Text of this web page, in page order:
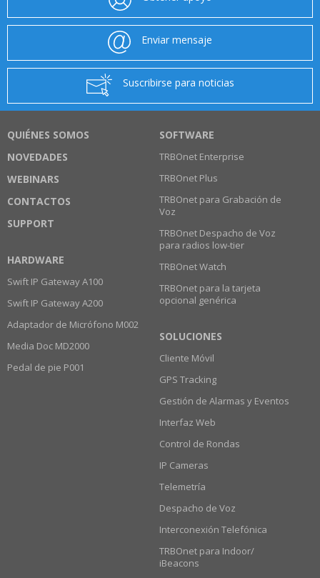
Enviar mensaje
Suscribirse para noticias
QUIÉNES SOMOS
NOVEDADES
WEBINARS
CONTACTOS
SUPPORT
SOFTWARE
TRBOnet Enterprise
TRBOnet Plus
TRBOnet para Grabación de
Voz
TRBOnet Despacho de Voz
para radios low-tier
TRBOnet Watch
TRBOnet para la tarjeta
opcional genérica
HARDWARE
Swift IP Gateway A100
Swift IP Gateway A200
Adaptador de Micrófono M002
Media Doc MD2000
Pedal de pie P001
SOLUCIONES
Cliente Móvil
GPS Tracking
Gestión de Alarmas y Eventos
Interfaz Web
Control de Rondas
IP Cameras
Telemetría
Despacho de Voz
Interconexión Telefónica
TRBOnet para Indoor/
iBeacons